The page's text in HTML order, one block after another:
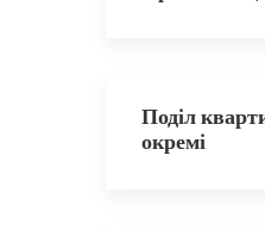
Поділ
окремі